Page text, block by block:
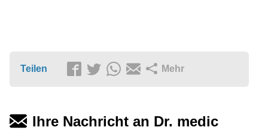
Teilen Mehr
Ihre Nachricht an Dr. medic